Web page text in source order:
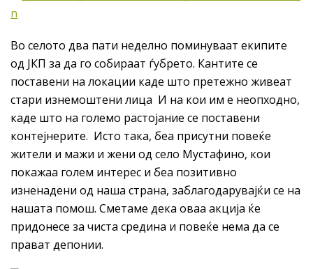
Во селото два пати неделно поминуваат екипите
од ЈКП за да го собираат ѓубрето. Кантите се
поставени на локации каде што претежно живеат
стари изнемоштени лица И на кои им е неопходно,
каде што на големо растојание се поставени
контејнерите. Исто така, беа присутни повеќе
жители и мажи и жени од село Мустафино, кои
покажаа голем интерес и беа позитивно
изненадени од наша страна, заблагодарувајќи се на
нашата помош. Сметаме дека оваа акција ќе
придонесе за чиста средина и повеќе нема да се
прават депонии.